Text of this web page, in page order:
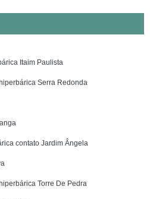
Itaim Paulista
Serra Redonda
contato Jardim Ângela
Torre De Pedra